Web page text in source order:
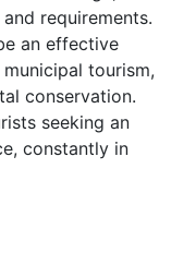
requirements.
an effective
tourism,
conservation.
seeking an
constantly in